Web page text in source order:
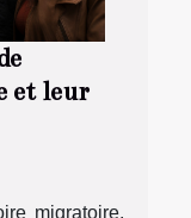
et leur
migratoire,